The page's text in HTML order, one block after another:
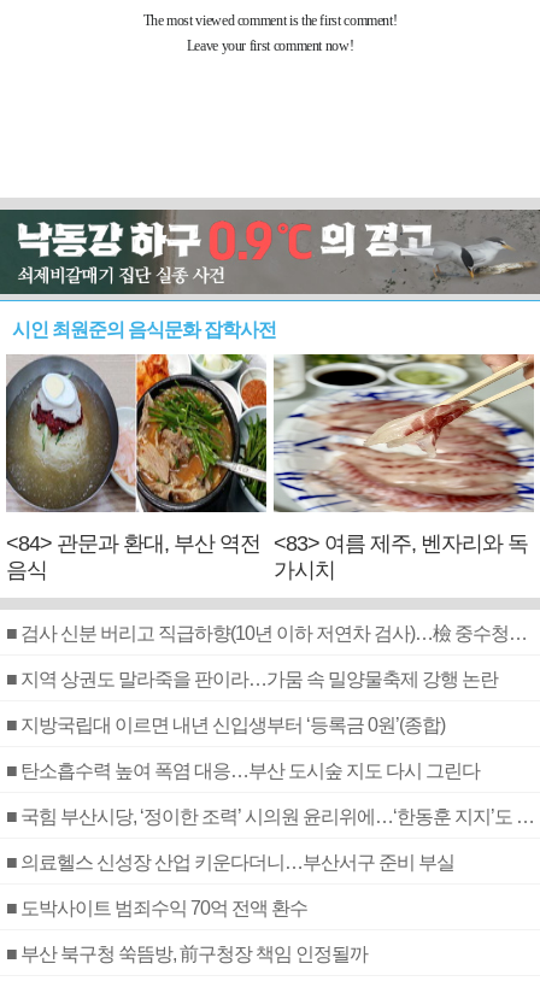
시인 최원준의 음식문화 잡학사전
<84> 관문과 환대, 부산 역전
음식
<83> 여름 제주, 벤자리와 독
가시치
■ 검사 신분 버리고 직급하향(10년 이하 저연차 검사)…檢 중수청행 기피
■ 지역 상권도 말라죽을 판이라…가뭄 속 밀양물축제 강행 논란
■ 지방국립대 이르면 내년 신입생부터 ‘등록금 0원’(종합)
■ 탄소흡수력 높여 폭염 대응…부산 도시숲 지도 다시 그린다
■ 국힘 부산시당, ‘정이한 조력’ 시의원 윤리위에…‘한동훈 지지’도 신고접수
■ 의료헬스 신성장 산업 키운다더니…부산서구 준비 부실
■ 도박사이트 범죄수익 70억 전액 환수
■ 부산 북구청 쑥뜸방, 前구청장 책임 인정될까